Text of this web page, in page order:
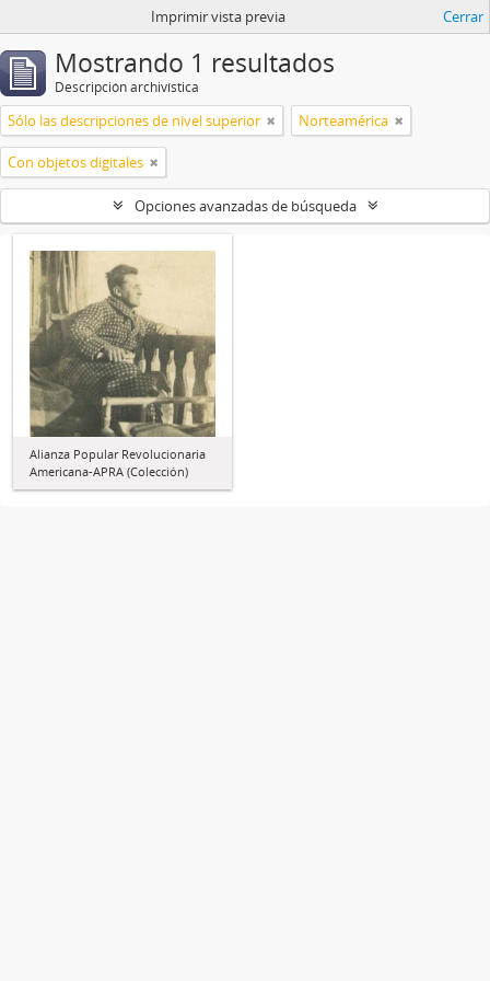
Imprimir vista previa Cerrar
Mostrando 1 resultados
Descripción archivística
Sólo las descripciones de nivel superior Norteamérica
Con objetos digitales
Opciones avanzadas de búsqueda
Alianza Popular Revolucionaria
Americana-APRA (Colección)